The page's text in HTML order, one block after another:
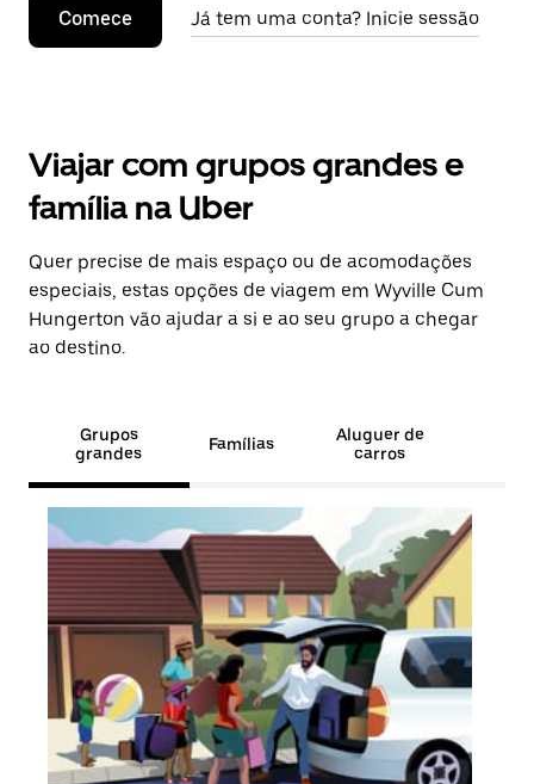
Comece Já tem uma conta? Inicie sessão
Viajar com grupos grandes e
família na Uber
Quer precise de mais espaço ou de acomodações
especiais, estas opções de viagem em Wyville Cum
Hungerton vão ajudar a si e ao seu grupo a chegar
ao destino.
Grupos
grandes
Famílias
Aluguer de
carros